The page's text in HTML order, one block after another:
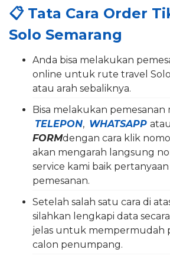
📋 Tata Cara Order
Solo Semarang
Anda bisa melakukan
online untuk rute travel
atau arah sebaliknya.
Bisa melakukan pemesanan
TELEPON, WHATSAPP atau
FORMdengan cara klik
akan mengarah langsung
service kami baik
pemesanan.
Setelah salah satu cara di
silahkan lengkapi data
jelas untuk mempermudah
calon penumpang.